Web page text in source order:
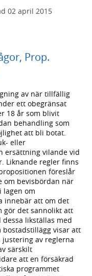
02 april 2015
Prop.
av när tillfällig
ett obegränsat
18 år som blivit
behandling som
att bli botat.
eller
ersättning vilande vid
Liknande regler finns
föreslår
om bevisbördan när
lagen om
innebär att om det
gör det sannolikt att
likställas med
bostadstillägg visar att
av reglerna
särskilt
att en försäkrad
programmet